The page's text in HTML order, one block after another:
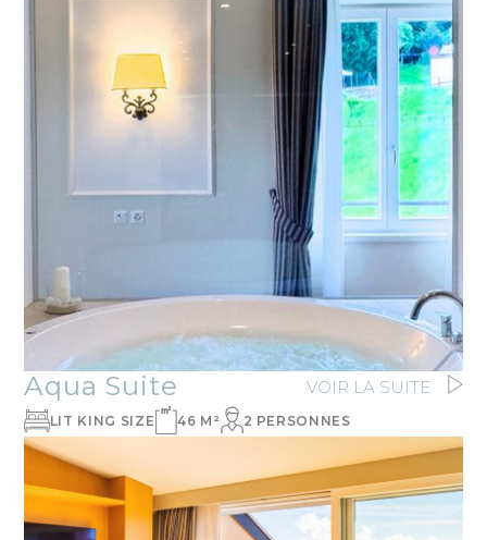
Aqua Suite VOIR LA SUITE
LIT KING SIZE 46 M² 2 PERSONNES